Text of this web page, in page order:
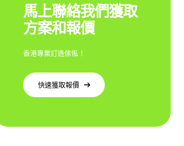
馬上聯絡我們獲取
方案和報價
香港專業訂造傢俬！
快速獲取報價